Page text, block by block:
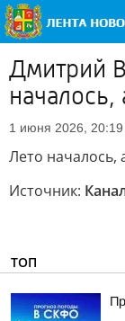
Дмитрий
началось,
1 июня 2026, 20:19
Лето началось,
Источник:
ТОП